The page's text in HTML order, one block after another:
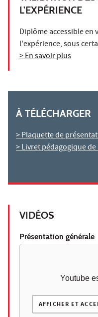
L'EXPÉRIENCE
Diplôme accessible en
l'expérience, sous
> En savoir plus
À TÉLÉCHARGER
> Plaquette de
> Livret pédagogique
VIDÉOS
Présentation générale
Youtube
AFFICHER ET